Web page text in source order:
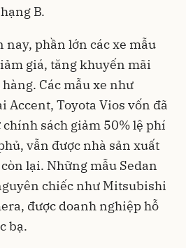
B.
phần lớn các xe mẫu
giá, tăng khuyến mãi
Các mẫu xe như
Accent, Toyota Vios vốn đã
sách giảm 50% lệ phí
vẫn được nhà sản xuất
lại. Những mẫu Sedan
chiếc như Mitsubishi
được doanh nghiệp hỗ
bạ.